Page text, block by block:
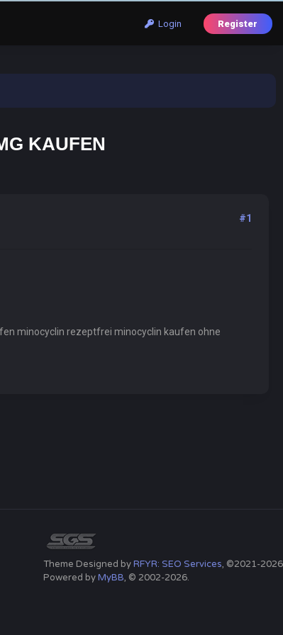
Login Register
KAUFEN
#1
minocyclin rezeptfrei minocyclin kaufen ohne
Theme Designed byRFYR: SEO Services, ©2021-2026
Powered byMyBB, © 2002-2026.